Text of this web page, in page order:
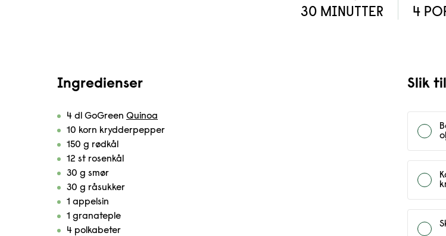
30 MINUTTER 4
Ingredienser
4 dl GoGreen Quinoa
10 korn krydderpepper
150 g rødkål
12 st rosenkål
30 g smør
30 g råsukker
1 appelsin
1 granateple
4 polkabeter
Slik